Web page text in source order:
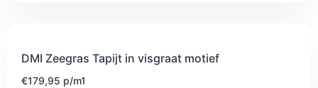
DMI Zeegras Tapijt in visgraat motief
€179,95 p/m1